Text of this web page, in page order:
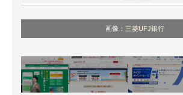
画像： 三菱UFJ銀行